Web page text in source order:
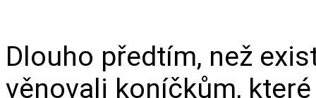
Dlouho předtím, než
věnovali koníčkům,